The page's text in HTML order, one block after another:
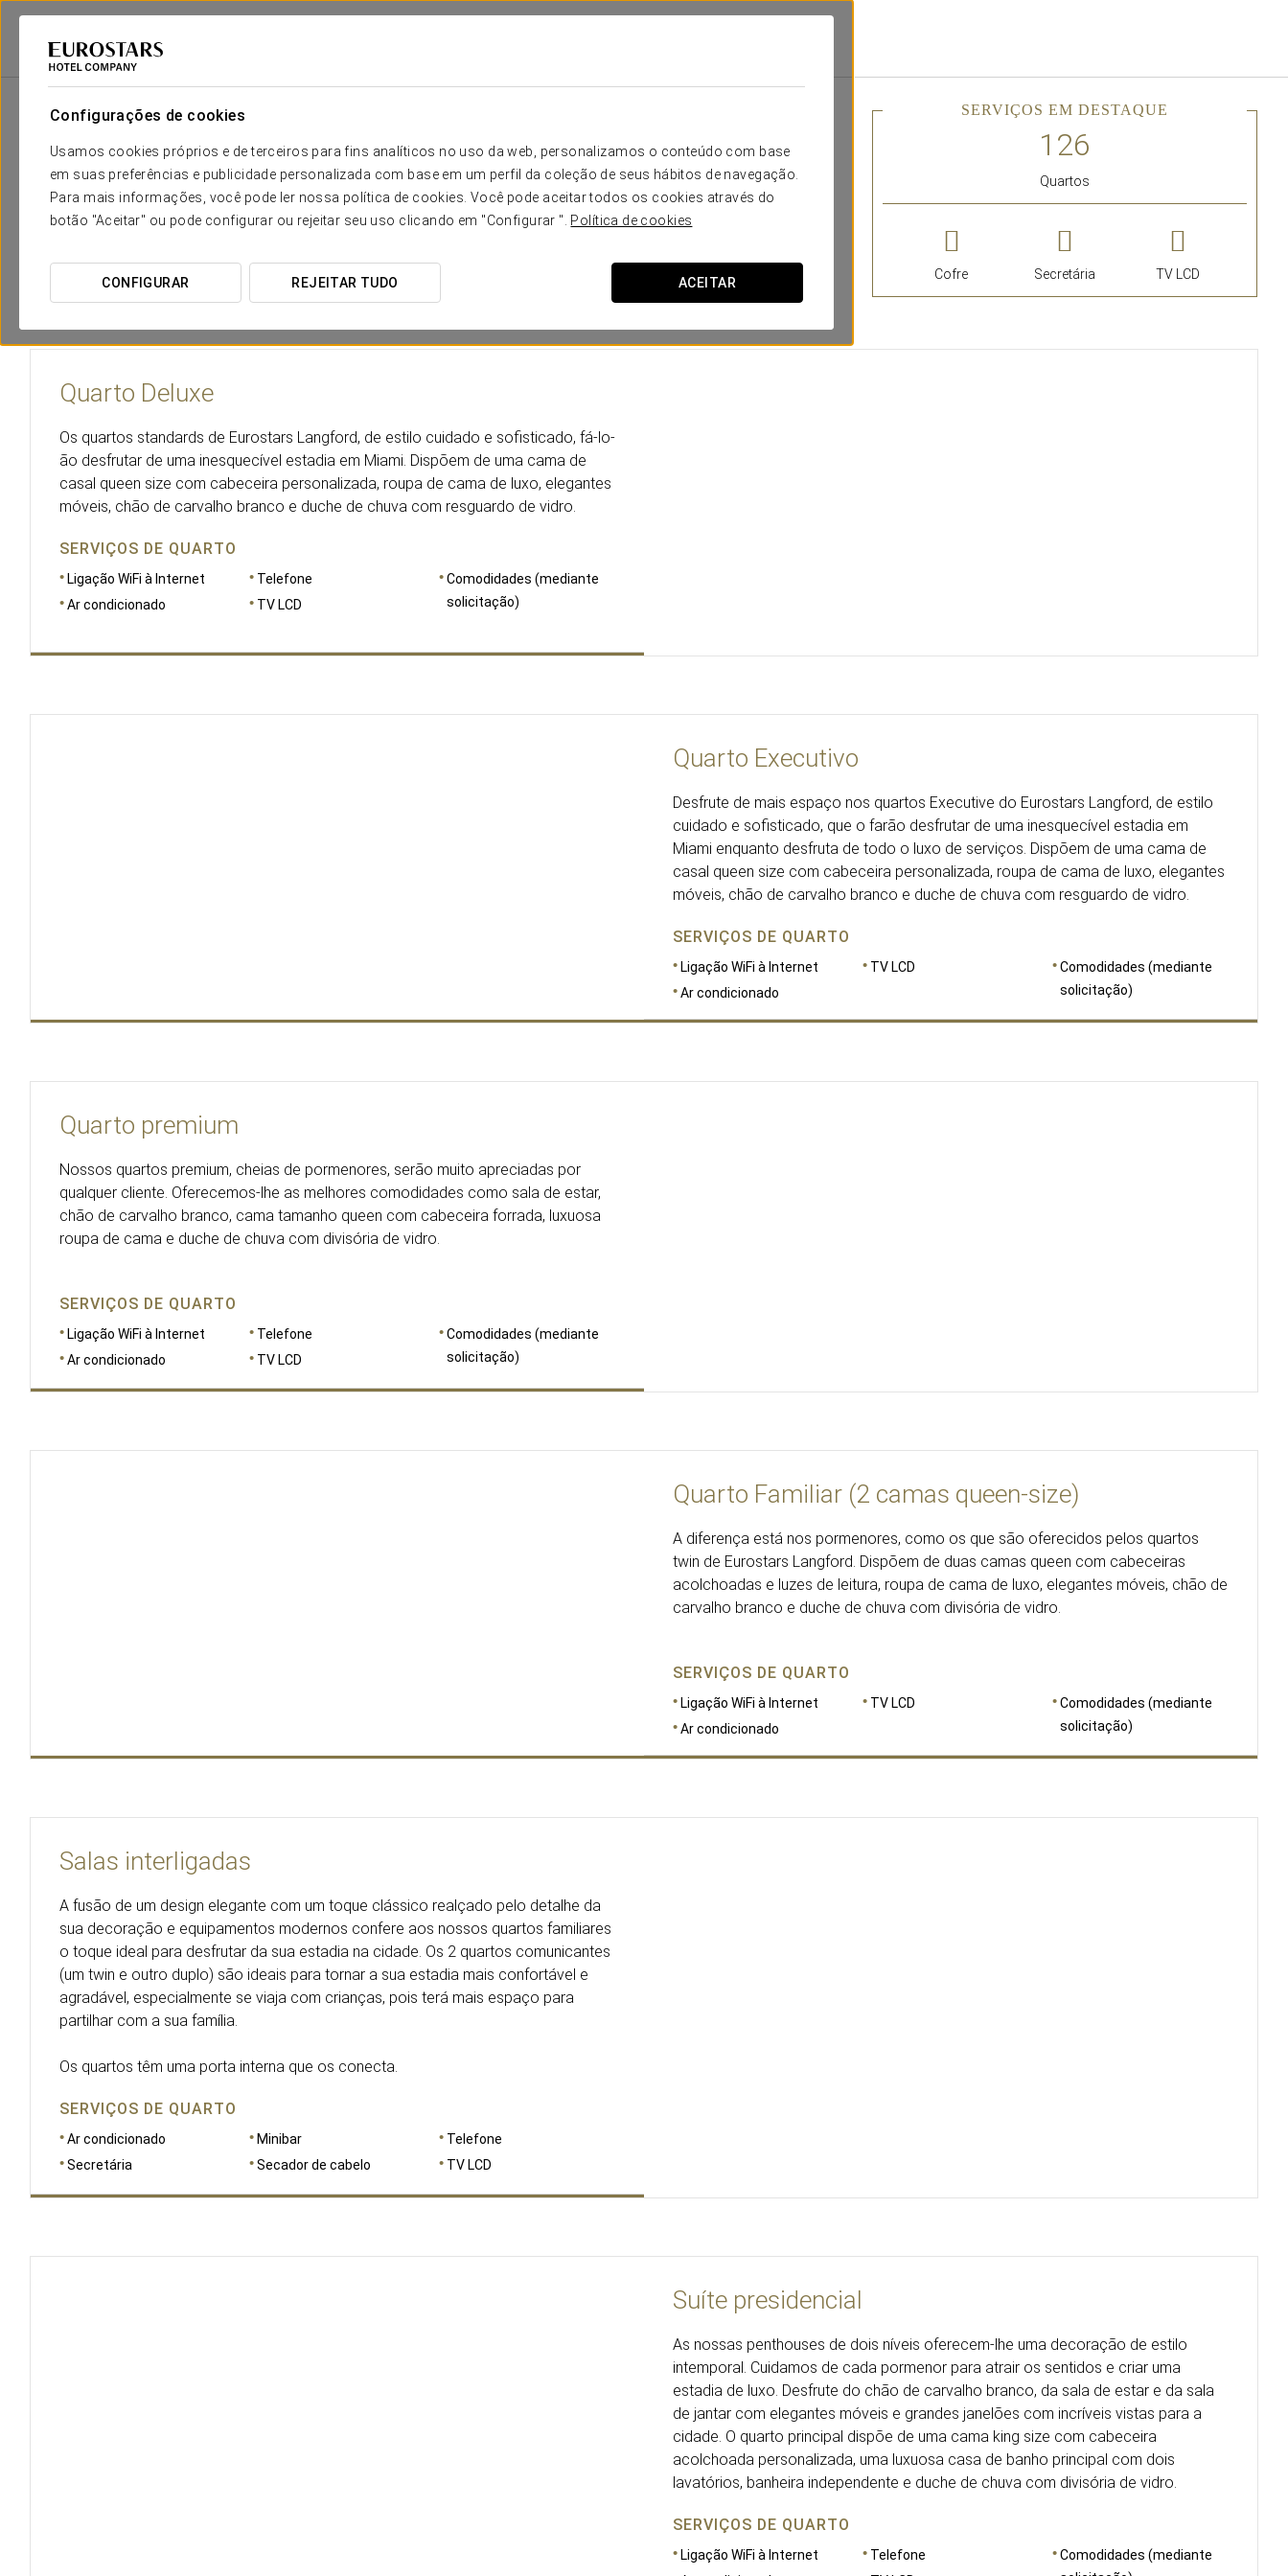
Configurações de cookies
Usamos cookies próprios e de terceiros para fins analíticos no uso da web, personalizamos o conteúdo com base
em suas preferências e publicidade personalizada com base em um perfil da coleção de seus hábitos de navegação.
Para mais informações, você pode ler nossa política de cookies. Você pode aceitar todos os cookies através do
botão "Aceitar" ou pode configurar ou rejeitar seu uso clicando em "Configurar ". Política de cookies
CONFIGURAR REJEITAR TUDO ACEITAR
Eurostars Hotel Company
O conforto e descanso que necessita
Os 126 quartos do Eurostars Langford reúnemcomodidade e modernidade , irradiando em simultâneo um estilo
residencial atual. Todos estes têmcamas tamanho queen, espaçosasáreas de trabalhoe luxuosas casas de
banhocom azulejos.
A palete decores neutras
dos nossos quartos envolvê-lo-ão numa aura de tranquilidade e relaxamento numa das
cidades mais emocionantes do mundo.
SERVIÇOS EM DESTAQUE
Quartos
Cofre Secretária TV LCD
Quarto Deluxe
Os quartos standards de Eurostars Langford, de estilo cuidado e sofisticado, fá-lo-
ão desfrutar de uma inesquecível estadia em Miami. Dispõem de uma cama de
casal queen size com cabeceira personalizada, roupa de cama de luxo, elegantes
móveis, chão de carvalho branco e duche de chuva com resguardo de vidro.
SERVIÇOS DE QUARTO
Ligação WiFi à Internet
Ar condicionado
Telefone
TV LCD
Comodidades (mediante
solicitação)
Quarto Executivo
Desfrute de mais espaço nos quartos Executive do Eurostars Langford, de estilo
cuidado e sofisticado, que o farão desfrutar de uma inesquecível estadia em
Miami enquanto desfruta de todo o luxo de serviços. Dispõem de uma cama de
casal queen size com cabeceira personalizada, roupa de cama de luxo, elegantes
móveis, chão de carvalho branco e duche de chuva com resguardo de vidro.
SERVIÇOS DE QUARTO
Ligação WiFi à Internet
Ar condicionado
TV LCD
Comodidades (mediante
solicitação)
Quarto premium
Nossos quartos premium, cheias de pormenores, serão muito apreciadas por
qualquer cliente. Oferecemos-lhe as melhores comodidades como sala de estar,
chão de carvalho branco, cama tamanho queen com cabeceira forrada, luxuosa
roupa de cama e duche de chuva com divisória de vidro.
SERVIÇOS DE QUARTO
Ligação WiFi à Internet
Ar condicionado
Telefone
TV LCD
Comodidades (mediante
solicitação)
Quarto Familiar (2 camas queen-size)
A diferença está nos pormenores, como os que são oferecidos pelos quartos
twin de Eurostars Langford. Dispõem de duas camas queen com cabeceiras
acolchoadas e luzes de leitura, roupa de cama de luxo, elegantes móveis, chão de
carvalho branco e duche de chuva com divisória de vidro.
SERVIÇOS DE QUARTO
Ligação WiFi à Internet
Ar condicionado
TV LCD
Comodidades (mediante
solicitação)
Salas interligadas
A fusão de um design elegante com um toque clássico realçado pelo detalhe da
sua decoração e equipamentos modernos confere aos nossos quartos familiares
o toque ideal para desfrutar da sua estadia na cidade. Os 2 quartos comunicantes
(um twin e outro duplo) são ideais para tornar a sua estadia mais confortável e
agradável, especialmente se viaja com crianças, pois terá mais espaço para
partilhar com a sua família.
Os quartos têm uma porta interna que os conecta.
SERVIÇOS DE QUARTO
Ar condicionado
Secretária
Minibar
Secador de cabelo
Telefone
TV LCD
Suíte presidencial
As nossas penthouses de dois níveis oferecem-lhe uma decoração de estilo
intemporal. Cuidamos de cada pormenor para atrair os sentidos e criar uma
estadia de luxo. Desfrute do chão de carvalho branco, da sala de estar e da sala
de jantar com elegantes móveis e grandes janelões com incríveis vistas para a
cidade. O quarto principal dispõe de uma cama king size com cabeceira
acolchoada personalizada, uma luxuosa casa de banho principal com dois
lavatórios, banheira independente e duche de chuva com divisória de vidro.
SERVIÇOS DE QUARTO
Ligação WiFi à Internet
Telefone
Comodidades (mediante